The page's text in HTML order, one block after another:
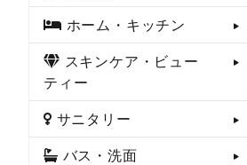
ホーム・キッチン
スキンケア・ビュー
ティー
サニタリー
バス・洗面